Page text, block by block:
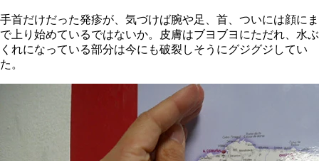
手首だけだった発疹が、気づけば腕や足、首、ついには顔にま
で上り始めているではないか。皮膚はブヨブヨにただれ、水ぶ
くれになっている部分は今にも破裂しそうにグジグジしてい
た。